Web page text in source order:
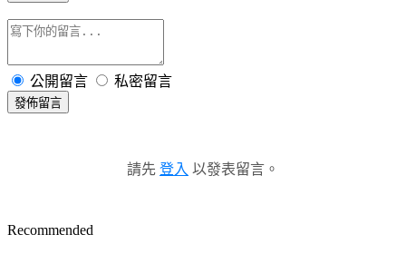
公開留言 私密留言
發佈留言
請先 登入 以發表留言。
Recommended